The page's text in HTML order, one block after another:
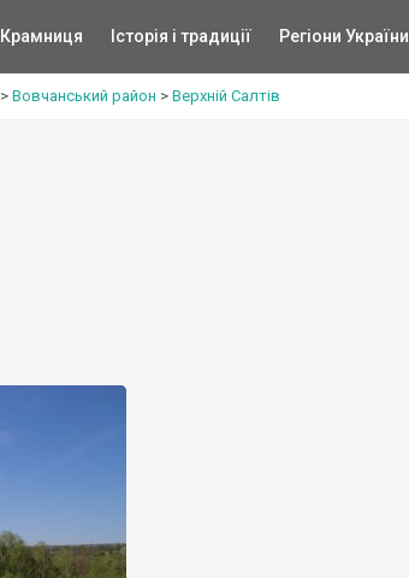
Крамниця Історія і традиції Регіони України
> Вовчанський район > Верхній Салтів